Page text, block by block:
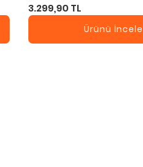
3.299,90 TL
Ürünü İncele